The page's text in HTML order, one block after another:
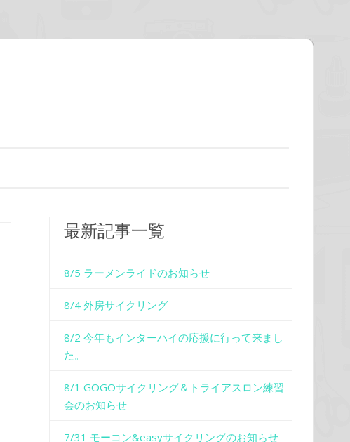
最新記事一覧
8/5 ラーメンライドのお知らせ
8/4 外房サイクリング
8/2 今年もインターハイの応援に行って来まし
た。
8/1 GOGOサイクリング＆トライアスロン練習
会のお知らせ
7/31 モーコン&easyサイクリングのお知らせ